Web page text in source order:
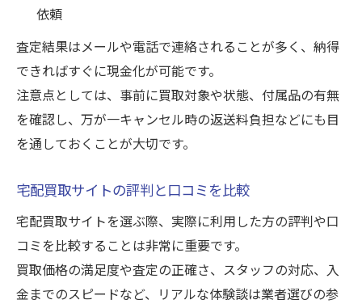
依頼
査定結果はメールや電話で連絡されることが多く、納得
できればすぐに現金化が可能です。
注意点としては、事前に買取対象や状態、付属品の有無
を確認し、万が一キャンセル時の返送料負担などにも目
を通しておくことが大切です。
宅配買取サイトの評判と口コミを比較
宅配買取サイトを選ぶ際、実際に利用した方の評判や口
コミを比較することは非常に重要です。
買取価格の満足度や査定の正確さ、スタッフの対応、入
金までのスピードなど、リアルな体験談は業者選びの参